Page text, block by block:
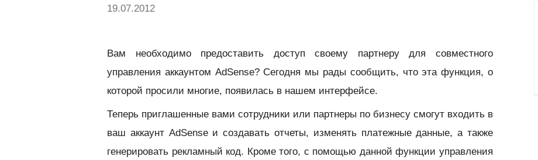
19.07.2012
Вам необходимо предоставить доступ своему партнеру для совместного
управления аккаунтом AdSense? Сегодня мы рады сообщить, что эта функция, о
которой просили многие, появилась в нашем интерфейсе.
Теперь приглашенные вами сотрудники или партнеры по бизнесу смогут входить в
ваш аккаунт AdSense и создавать отчеты, изменять платежные данные, а также
генерировать рекламный код. Кроме того, с помощью данной функции управления